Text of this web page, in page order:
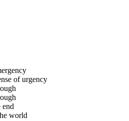
of urgency
end
world